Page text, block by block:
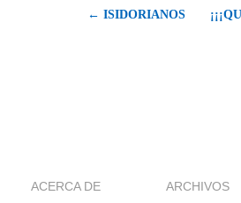
← ISIDORIANOS
ACERCA DE ARCHIVOS